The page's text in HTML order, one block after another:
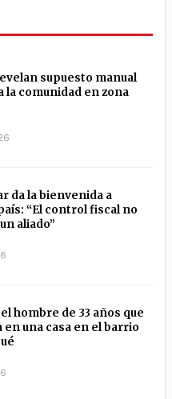
supuesto manual
la comunidad en zona
da la bienvenida a
“El control fiscal no
aliado”
hombre de 33 años que
en una casa en el barrio